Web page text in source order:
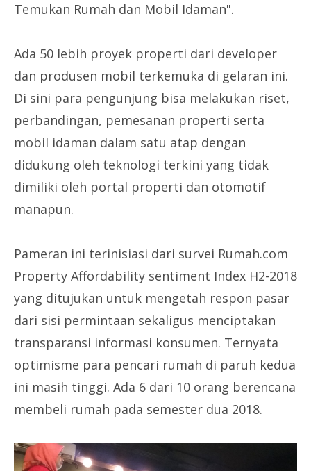
Temukan Rumah dan Mobil Idaman".
Ada 50 lebih proyek properti dari developer
dan produsen mobil terkemuka di gelaran ini.
Di sini para pengunjung bisa melakukan riset,
perbandingan, pemesanan properti serta
mobil idaman dalam satu atap dengan
didukung oleh teknologi terkini yang tidak
dimiliki oleh portal properti dan otomotif
manapun.
Pameran ini terinisiasi dari survei Rumah.com
Property Affordability sentiment Index H2-2018
yang ditujukan untuk mengetah respon pasar
dari sisi permintaan sekaligus menciptakan
transparansi informasi konsumen. Ternyata
optimisme para pencari rumah di paruh kedua
ini masih tinggi. Ada 6 dari 10 orang berencana
membeli rumah pada semester dua 2018.